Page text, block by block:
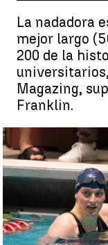
La nadadora
mejor largo
200 de la
Magazing,
Franklin.
El vídeo de la